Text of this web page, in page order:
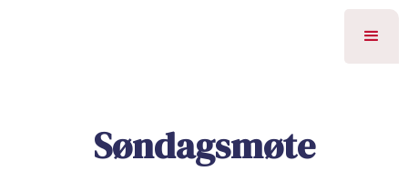
Søndagsmøte